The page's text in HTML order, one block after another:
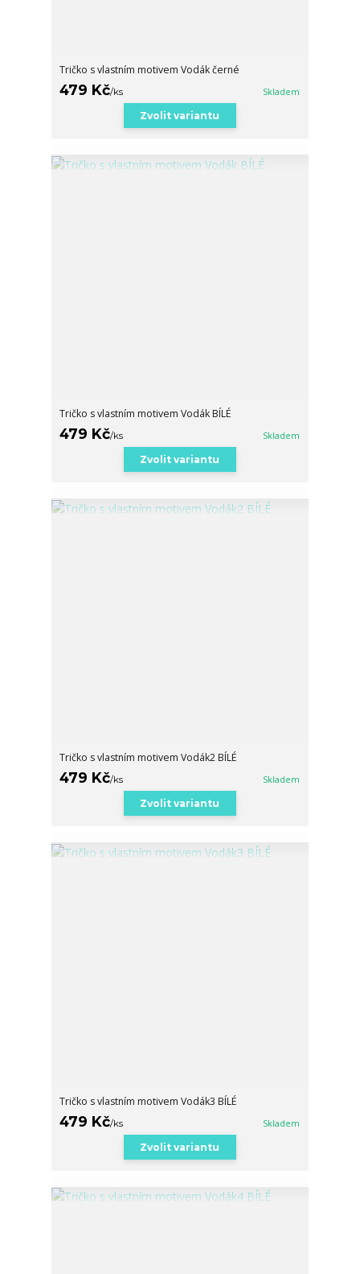
Tričko s vlastním motivem Vodák černé
479 Kč/ks Skladem
Zvolit variantu
Tričko s vlastním motivem Vodák BÍLÉ
479 Kč/ks Skladem
Zvolit variantu
Tričko s vlastním motivem Vodák2 BÍLÉ
479 Kč/ks Skladem
Zvolit variantu
Tričko s vlastním motivem Vodák3 BÍLÉ
479 Kč/ks Skladem
Zvolit variantu